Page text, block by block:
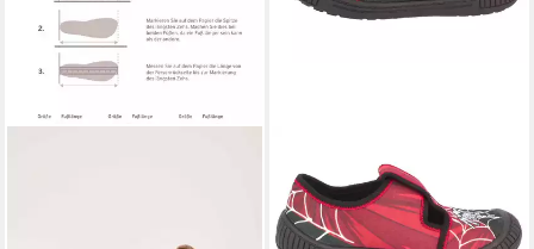
Lammwolle, Größenschablone
Hausschuh mit
herausnehmbarer Leder-
Decksohle
28,99 €
(28,99 €/ 1 Paar)